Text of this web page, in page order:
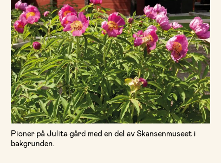
Pioner på Julita gård med en del av Skansenmuseet i
bakgrunden.